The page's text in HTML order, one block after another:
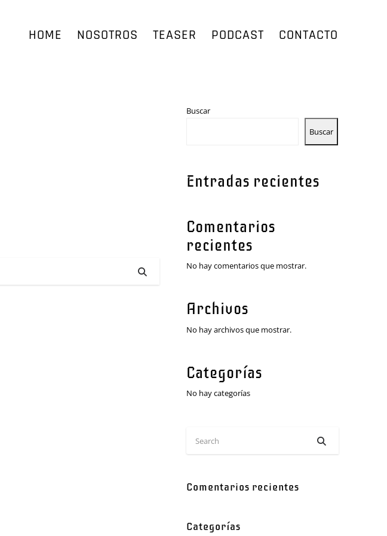
HOME NOSOTROS TEASER PODCAST CONTACTO
Buscar
Buscar
Entradas recientes
Comentarios
recientes
No hay comentarios que mostrar.
Archivos
No hay archivos que mostrar.
Categorías
No hay categorías
Comentarios recientes
Categorías